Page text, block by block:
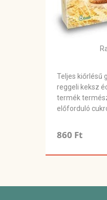
Teljes kiőrlésű
reggeli keksz
termék
előforduló
860 Ft